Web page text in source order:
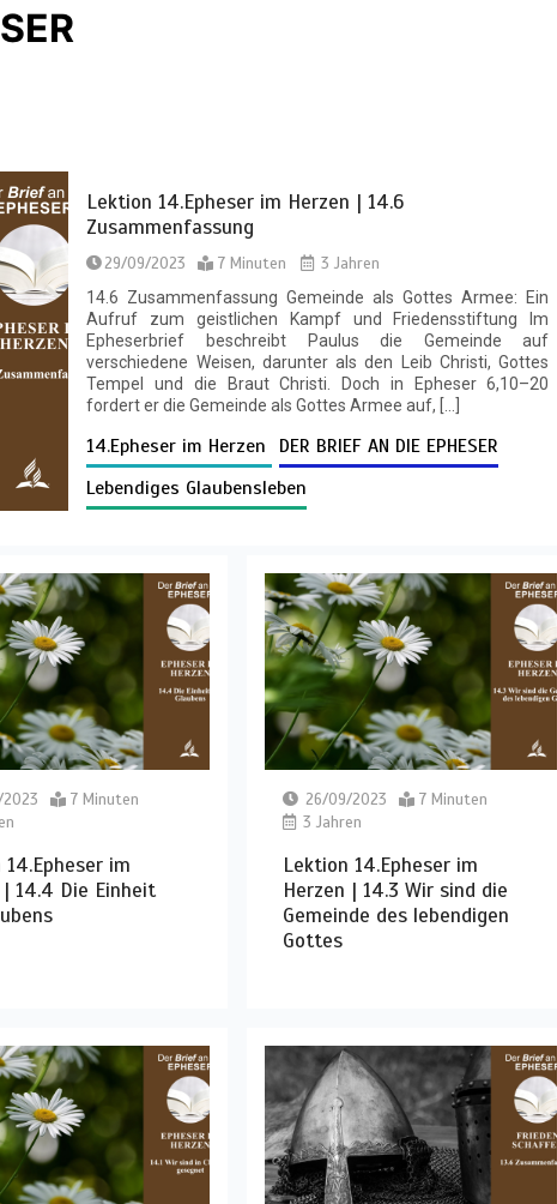
Lektion 14.Epheser im Herzen | 14.6
Zusammenfassung
29/09/2023 7 Minuten
3 Jahren
14.6 Zusammenfassung Gemeinde als Gottes Armee: Ein
Aufruf zum geistlichen Kampf und Friedensstiftung Im
Epheserbrief beschreibt Paulus die Gemeinde auf
verschiedene Weisen, darunter als den Leib Christi, Gottes
Tempel und die Braut Christi. Doch in Epheser 6,10–20
fordert er die Gemeinde als Gottes Armee auf, […]
14.Epheser im Herzen
DER BRIEF AN DIE EPHESER
Lebendiges Glaubensleben
7 Minuten
im
| 14.4 Die Einheit
26/09/2023
7 Minuten
3 Jahren
Lektion 14.Epheser im
Herzen | 14.3 Wir sind die
Gemeinde des lebendigen
Gottes